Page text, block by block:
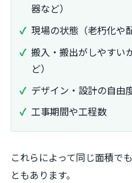
器など）
現場の状態（老朽化や
搬入・搬出がしやすい
ど）
デザイン・設計の自由
工事期間や工程数
これらによって同じ面積で
ともあります。